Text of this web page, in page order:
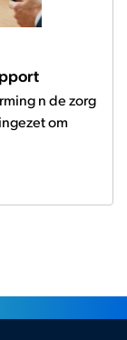
n de zorg
om